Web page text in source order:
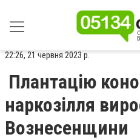
22:26, 21 червня 2023 р.
Плантацію
наркозілля
Вознесенщини